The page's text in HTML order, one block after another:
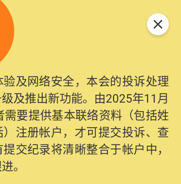
及网络安全，本会的投诉处理
及推出新功能。由2025年11月
需要提供基本联络资料（包括姓
注册帐户，才可提交投诉、查
交纪录将清晰整合于帐户中，
。
关闭